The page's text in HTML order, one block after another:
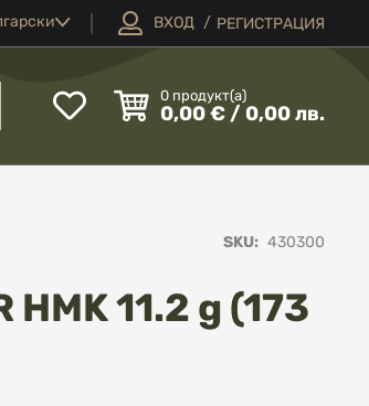
ВХОД РЕГИСТРАЦИЯ
Моят
списък
любими
0 продукт(а)
0,00 € / 0,00 лв.
SKU 430300
11.2 g (173